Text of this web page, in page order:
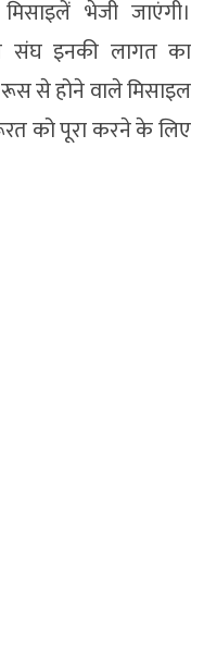
भेजी जाएंगी।
संघ इनकी लागत का
से होने वाले मिसाइल
को पूरा करने के लिए